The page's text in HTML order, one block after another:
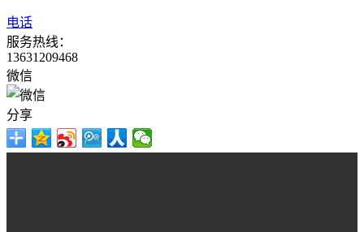
电话
服务热线：
13631209468
微信
分享